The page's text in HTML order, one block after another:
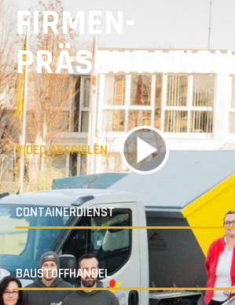
FIRMEN­
PRÄSENTATION
VIDEO ABSPIELEN
CONTAINERDIENST
BAUSTOFFHANDEL